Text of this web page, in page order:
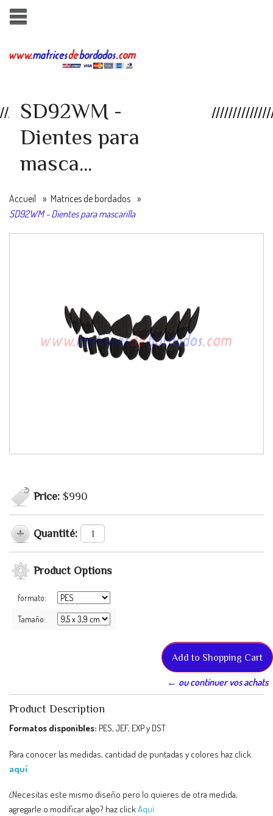
SD92WM -
Dientes para
masca...
Accueil » Matrices de bordados »
SD92WM - Dientes para mascarilla
Price: $990
Quantité:
Product Options
formato:
Tamaño:
← ou continuer vos achats
Product Description
Formatos disponibles: PES, JEF, EXP y DST
Para conocer las medidas, cantidad de puntadas y colores haz click
aquí
¿Necesitas este mismo diseño pero lo quieres de otra medida,
agregarle o modificar algo? haz clickAquí